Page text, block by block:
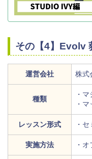
その【4】Evolv
運営会社 株式
種類
・
・マ
レッスン形式 ・
実施方法 ・